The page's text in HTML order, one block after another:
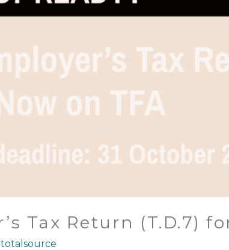
Tax Return (T.D.7)
totalsource